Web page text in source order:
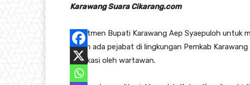
Karawang Suara Cikarang.com
Komitmen Bupati Karawang Aep Syaepuloh untuk
masih ada pejabat di lingkungan Pemkab
klarifikasi oleh wartawan.